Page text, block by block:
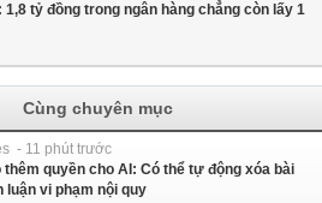
tỷ đồng trong ngân hàng chẳng còn lấy 1
Cùng chuyên mục
- 11 phút trước
thêm quyền cho AI: Có thể tự động xóa bài
luận vi phạm nội quy